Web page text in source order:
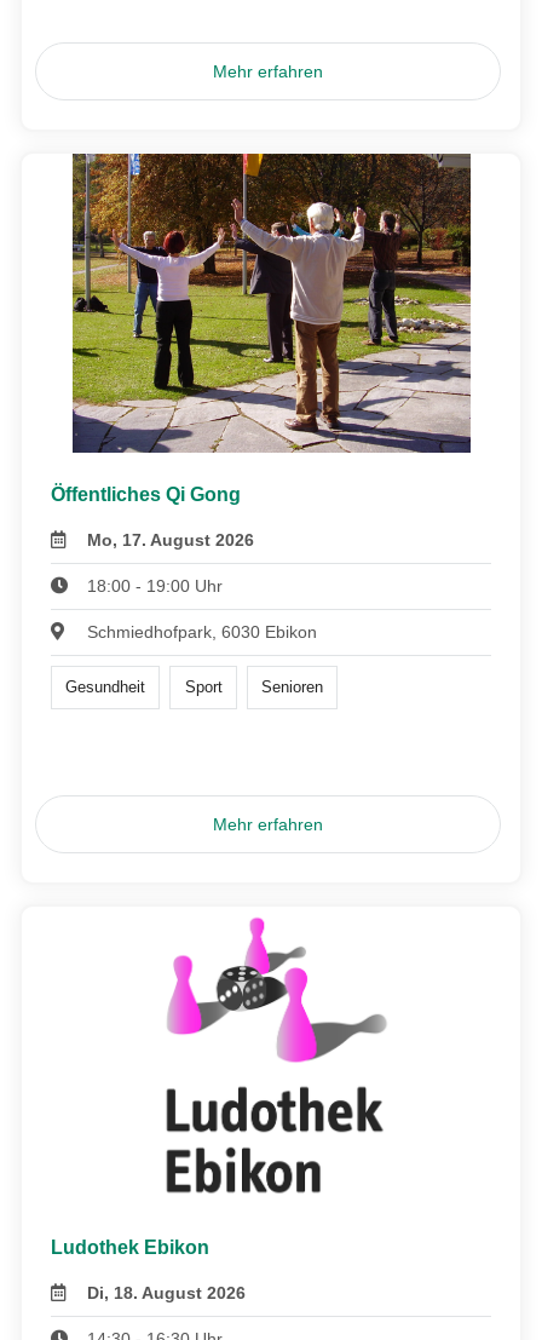
Mehr erfahren
Öffentliches Qi Gong
Mo, 17. August 2026
18:00 - 19:00 Uhr
Schmiedhofpark, 6030 Ebikon
Gesundheit Sport Senioren
Mehr erfahren
Ludothek Ebikon
Di, 18. August 2026